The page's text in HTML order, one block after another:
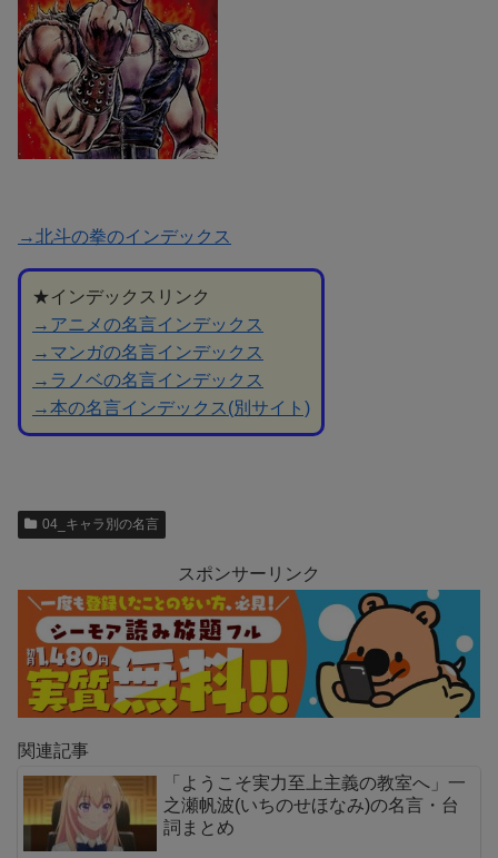
→北斗の拳のインデックス
★インデックスリンク
→アニメの名言インデックス
→マンガの名言インデックス
→ラノベの名言インデックス
→本の名言インデックス(別サイト)
04_キャラ別の名言
スポンサーリンク
関連記事
「ようこそ実力至上主義の教室へ」一
之瀬帆波(いちのせほなみ)の名言・台
詞まとめ